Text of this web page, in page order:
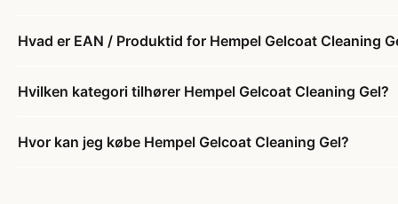
Hvad er EAN / Produktid for Hempel Gelcoat Cleaning
Hvilken kategori tilhører Hempel Gelcoat Cleaning Gel?
Hvor kan jeg købe Hempel Gelcoat Cleaning Gel?